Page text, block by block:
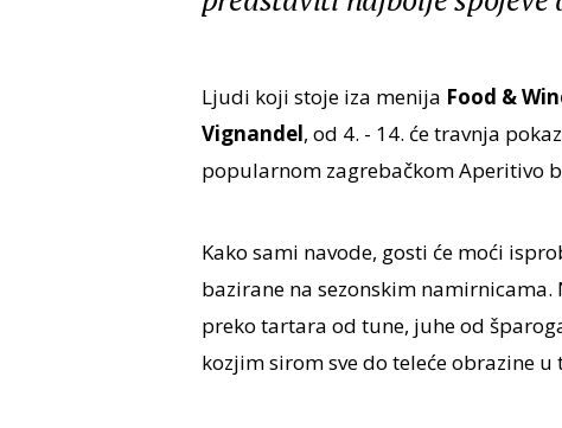
Ljudi koji stoje iza menija Food &
Vignandel, od 4. - 14. će travnja
popularnom zagrebačkom Aperitivo
Kako sami navode, gosti će moći
bazirane na sezonskim namirnicama.
preko tartara od tune, juhe od
kozjim sirom sve do teleće obrazine u